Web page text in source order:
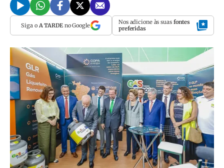
Siga o A TARDEno Google Nos adicione às suas fontes
preferidas